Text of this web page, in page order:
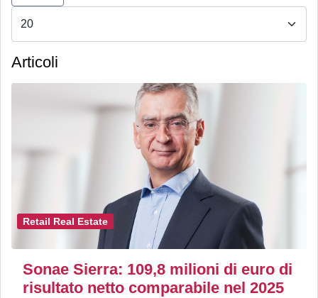
Articoli
Retail Real Estate
Sonae Sierra: 109,8 milioni di euro di
risultato netto comparabile nel 2025